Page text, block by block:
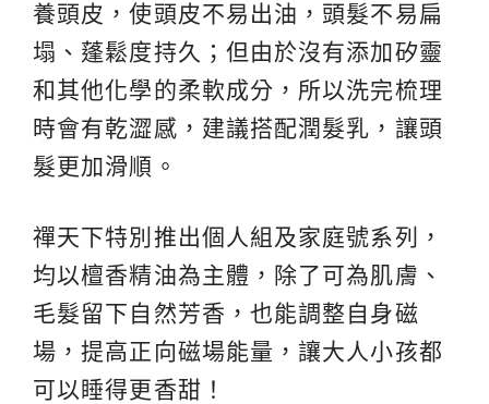
養頭皮，使頭皮不易出油，頭髮不易扁
塌、蓬鬆度持久；但由於沒有添加矽靈
和其他化學的柔軟成分，所以洗完梳理
時會有乾澀感，建議搭配潤髮乳，讓頭
髮更加滑順。
禪天下特別推出個人組及家庭號系列，
均以檀香精油為主體，除了可為肌膚、
毛髮留下自然芳香，也能調整自身磁
場，提高正向磁場能量，讓大人小孩都
可以睡得更香甜！